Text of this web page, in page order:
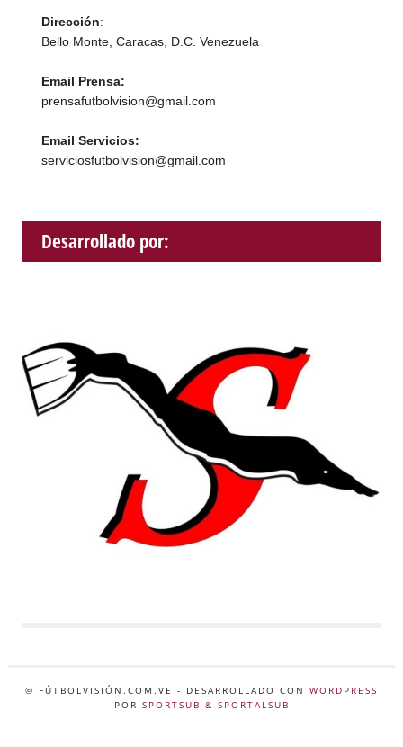
Dirección:
Bello Monte, Caracas, D.C. Venezuela
Email Prensa:
prensafutbolvision@gmail.com
Email Servicios:
serviciosfutbolvision@gmail.com
Desarrollado por:
© FÚTBOLVISIÓN.COM.VE - DESARROLLADO CON WORDPRESS
POR SPORTSUB & SPORTALSUB